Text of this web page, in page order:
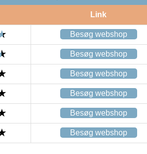
Link
Besøg webshop
Besøg webshop
Besøg webshop
Besøg webshop
Besøg webshop
Besøg webshop